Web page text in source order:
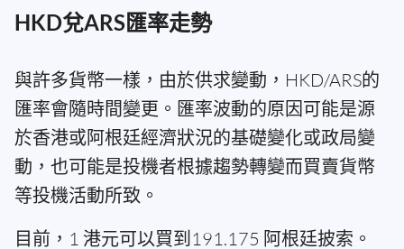
HKD兌ARS匯率走勢
與許多貨幣一樣，由於供求變動，HKD/ARS的
匯率會隨時間變更。匯率波動的原因可能是源
於香港或阿根廷經濟狀況的基礎變化或政局變
動，也可能是投機者根據趨勢轉變而買賣貨幣
等投機活動所致。
目前，1 港元可以買到191.175 阿根廷披索。